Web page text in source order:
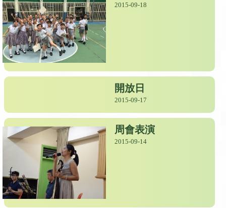
2015-09-18
開放日
2015-09-17
周會表演
2015-09-14